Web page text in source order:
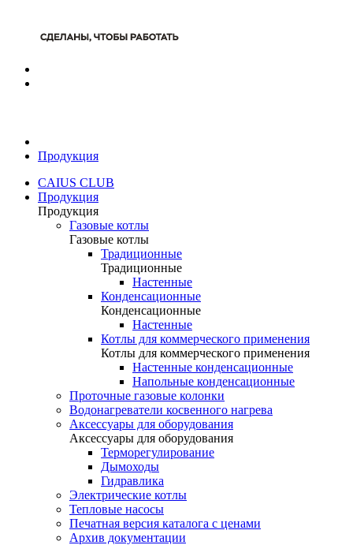
Продукция
CAIUS CLUB
Продукция
Продукция
Газовые котлы
Газовые котлы
Традиционные
Традиционные
Настенные
Конденсационные
Конденсационные
Настенные
Котлы для коммерческого применения
Котлы для коммерческого применения
Настенные конденсационные
Напольные конденсационные
Проточные газовые колонки
Водонагреватели косвенного нагрева
Аксессуары для оборудования
Аксессуары для оборудования
Терморегулирование
Дымоходы
Гидравлика
Электрические котлы
Тепловые насосы
Печатная версия каталога с ценами
Архив документации